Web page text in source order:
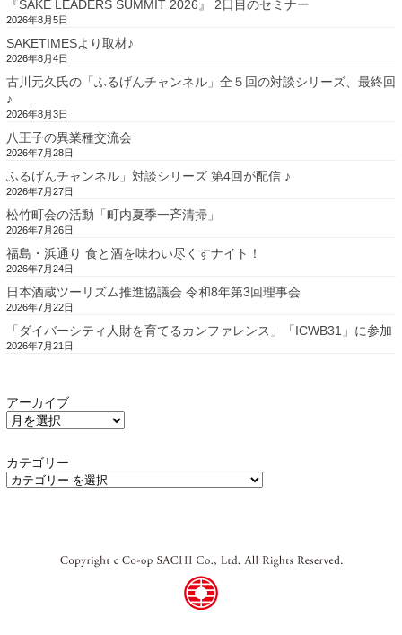
『SAKE LEADERS SUMMIT 2026』 2日目のセミナー
2026年8月5日
SAKETIMESより取材♪
2026年8月4日
古川元久氏の「ふるげんチャンネル」全５回の対談シリーズ、最終回
♪
2026年8月3日
八王子の異業種交流会
2026年7月28日
ふるげんチャンネル」対談シリーズ 第4回が配信 ♪
2026年7月27日
松竹町会の活動「町内夏季一斉清掃」
2026年7月26日
福島・浜通り 食と酒を味わい尽くすナイト！
2026年7月24日
日本酒蔵ツーリズム推進協議会 令和8年第3回理事会
2026年7月22日
「ダイバーシティ人財を育てるカンファレンス」「ICWB31」に参加
2026年7月21日
アーカイブ
カテゴリー